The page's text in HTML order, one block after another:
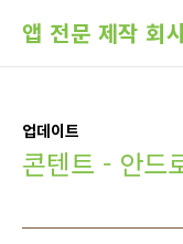
앱 전문 제작 회
업데이트
콘텐트 - 안드